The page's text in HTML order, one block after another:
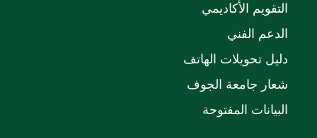
التقويم الأكاديمي
الدعم الفني
دليل تحويلات الهاتف
شعار جامعة الجوف
البيانات المفتوحة